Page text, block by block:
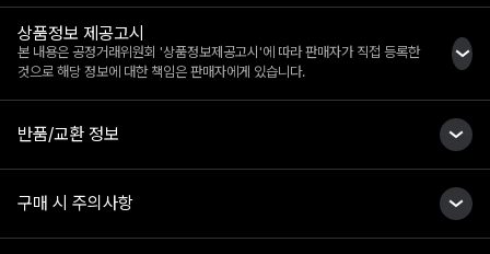
상품정보 제공고시
본 내용은 공정거래위원회 '상품정보제공고시'에 따라 판매자가 직접 등록한
것으로 해당 정보에 대한 책임은 판매자에게 있습니다.
반품/교환 정보
구매 시 주의사항